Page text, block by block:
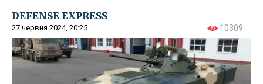
DEFENSE EXPRESS
27 червня 2024, 20:25 10309